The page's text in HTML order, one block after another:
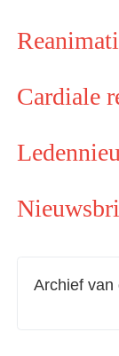
Cardiale
Archief van